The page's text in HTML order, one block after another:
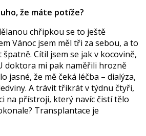
že máte potíže?
chřipkou se to ještě
Vánoc jsem měl tři za sebou, a to
Cítil jsem se jak v kocovině,
doktora mi pak naměřili hrozně
jasné, že mě čeká léčba – dialýza,
A trávit třikrát v týdnu čtyři,
na přístroji, který navíc čistí tělo
Transplantace je